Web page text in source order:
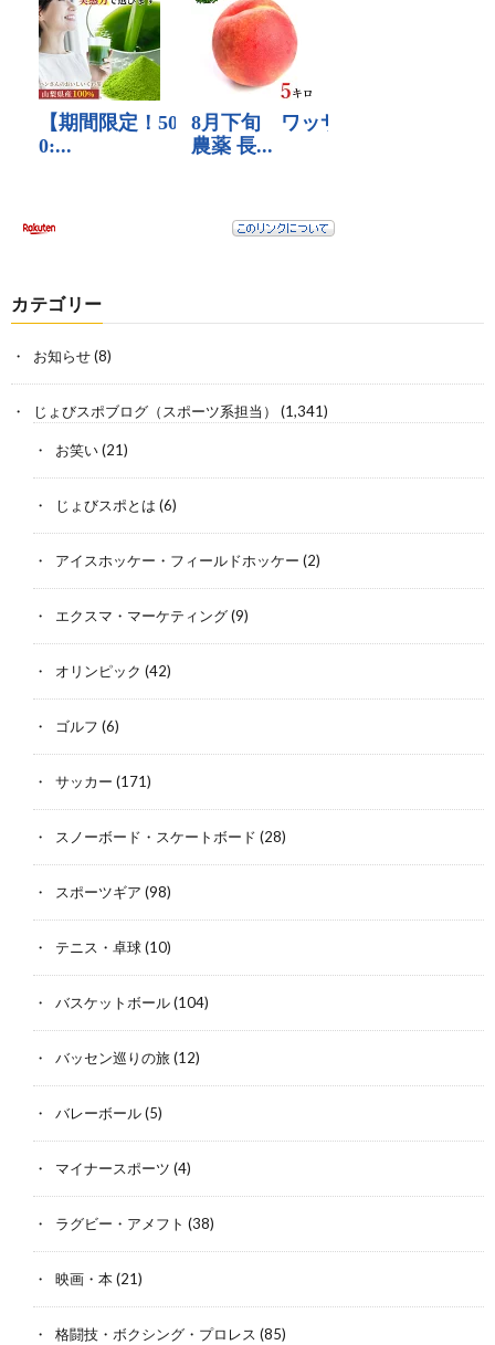
カテゴリー
お知らせ(8)
じょびスポブログ（スポーツ系担当） (1,341)
お笑い(21)
じょびスポとは (6)
アイスホッケー・フィールドホッケー (2)
エクスマ・マーケティング(9)
オリンピック (42)
ゴルフ (6)
サッカー (171)
スノーボード・スケートボード (28)
スポーツギア (98)
テニス・卓球(10)
バスケットボール(104)
バッセン巡りの旅(12)
バレーボール(5)
マイナースポーツ (4)
ラグビー・アメフト (38)
映画・本(21)
格闘技・ボクシング・プロレス (85)